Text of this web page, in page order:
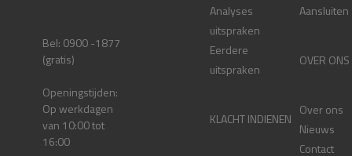
Bel: 0900 -1877
(gratis)
Openingstijden:
Op werkdagen
van 10:00 tot
16:00
Analyses
uitspraken
Eerdere
uitspraken
KLACHT INDIENEN
Aansluiten
OVER ONS
Over ons
Nieuws
Contact